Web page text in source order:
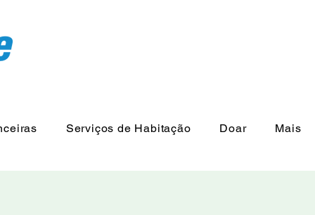
Serviços de Habitação Doar Mais